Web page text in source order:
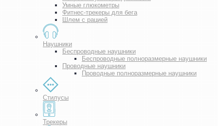
Умные глюкометры
Фитнес-трекеры для бега
Шлем с рацией
Наушники
Беспроводные наушники
Беспроводные полноразмерные наушники
Проводные наушники
Проводные полноразмерные наушники
Стилусы
Трекеры